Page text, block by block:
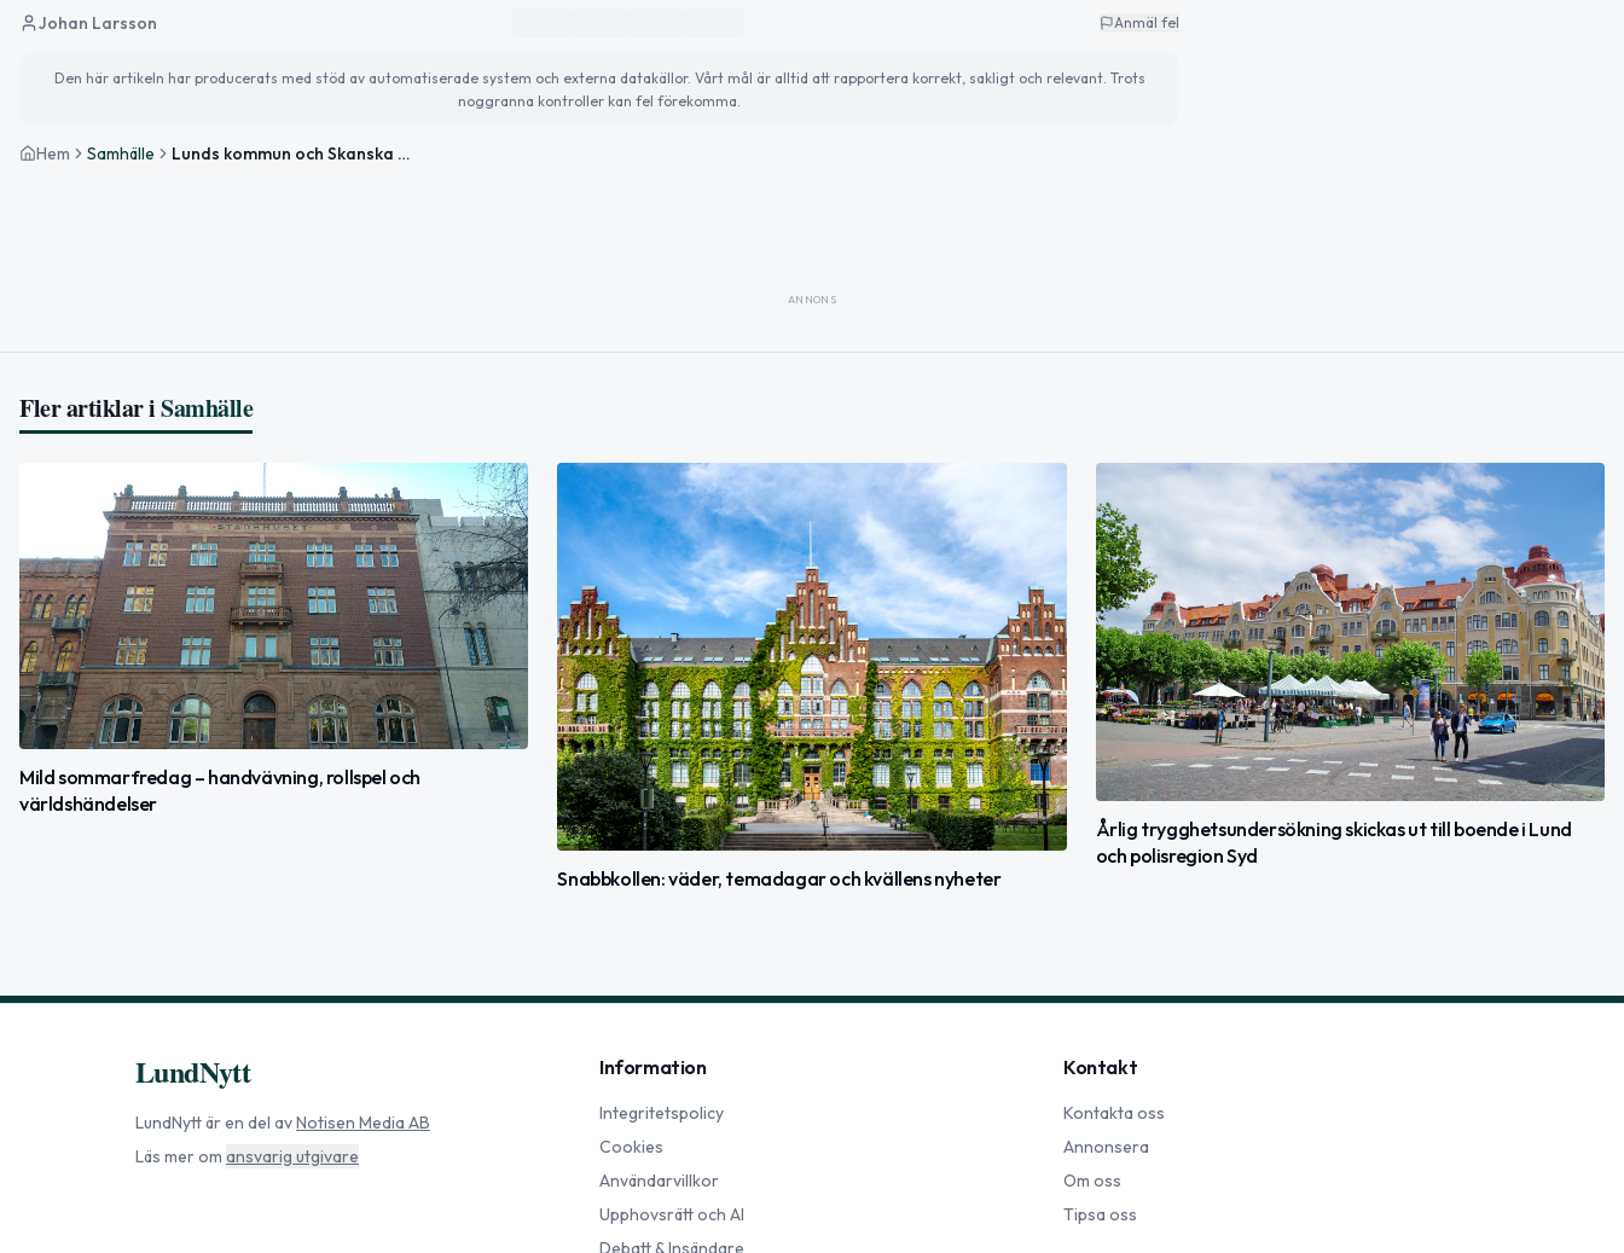
Johan Larsson Anmäl fel
Den här artikeln har producerats med stöd av automatiserade system och externa datakällor. Vårt mål är alltid att rapportera korrekt, sakligt och relevant. Trots
noggranna kontroller kan fel förekomma.
Hem Samhälle Lunds kommun och Skanska fortsätter dialog om spårvägsutredning
ANNONS
Fler artiklar iSamhälle
Mild sommarfredag – handvävning, rollspel och
världshändelser
Snabbkollen: väder, temadagar och kvällens nyheter
Årlig trygghetsundersökning skickas ut till boende i Lund
och polisregion Syd
LundNytt
LundNyttär en del avNotisen Media AB
Läs mer om ansvarig utgivare
Information
Integritetspolicy
Cookies
Användarvillkor
Upphovsrätt och AI
Debatt & Insändare
Kontakt
Kontakta oss
Annonsera
Om oss
Tipsa oss